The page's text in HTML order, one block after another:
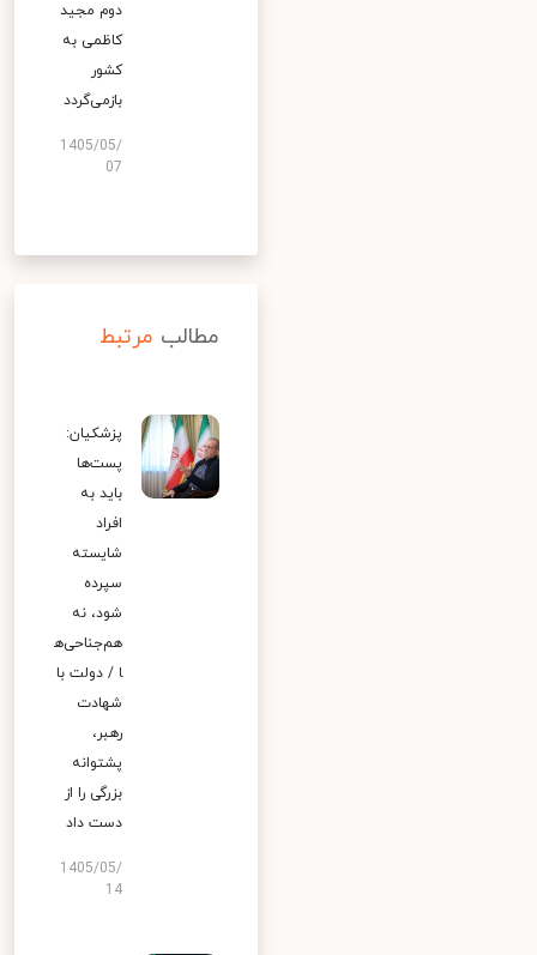
دوم مجید
کاظمی به
کشور
بازمی‌گردد
1405/05/
07
مطالب مرتبط
پزشکیان:
پست‌ها
باید به
افراد
شایسته
سپرده
شود، نه
هم‌جناحی‌ه
ا / دولت با
شهادت
رهبر،
پشتوانه
بزرگی را از
دست داد
1405/05/
14